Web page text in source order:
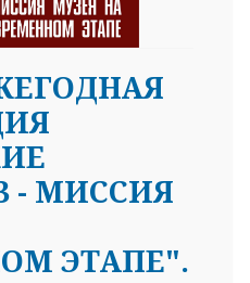
- МИССИЯ
ЭТАПЕ".